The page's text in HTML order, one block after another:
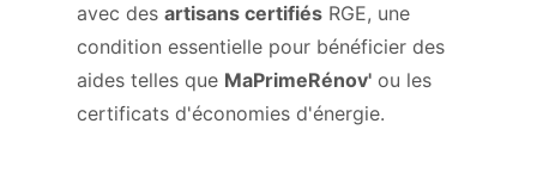
avec des artisans certifiés RGE, une
condition essentielle pour bénéficier des
aides telles que MaPrimeRénov' ou les
certificats d'économies d'énergie.